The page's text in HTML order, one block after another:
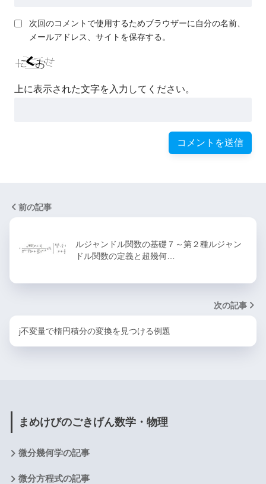
次回のコメントで使用するためブラウザーに自分の名前、
メールアドレス、サイトを保存する。
上に表示された文字を入力してください。
前の記事
ルジャンドル関数の基礎７～第２種ルジャン
ドル関数の定義と超幾何…
次の記事
j不変量で楕円積分の変換を見つける例題
まめけびのごきげん数学・物理
微分幾何学の記事
微分方程式の記事